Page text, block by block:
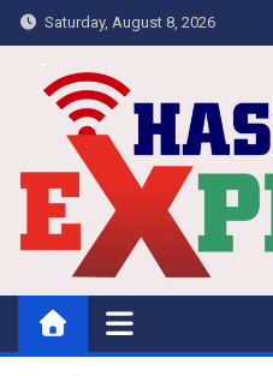
Skip
to
content
Saturday, August 8, 2026
Hasdeo Express